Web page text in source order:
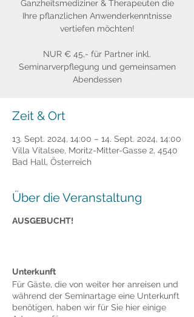
Ganzheitsmediziner & Therapeuten die
Ihre pflanzlichen Anwenderkenntnisse
vertiefen möchten!
NUR € 45,- für Partner inkl.
Seminarverpflegung und gemeinsamen
Abendessen
Zeit & Ort
13. Sept. 2024, 14:00 – 14. Sept. 2024, 14:00
Villa Vitalsee, Moritz-Mitter-Gasse 2, 4540
Bad Hall, Österreich
Über die Veranstaltung
AUSGEBUCHT!
Unterkunft
Für Gäste, die von weiter her anreisen und
während der Seminartage eine Unterkunft
benötigen, haben wir für Sie hier einige